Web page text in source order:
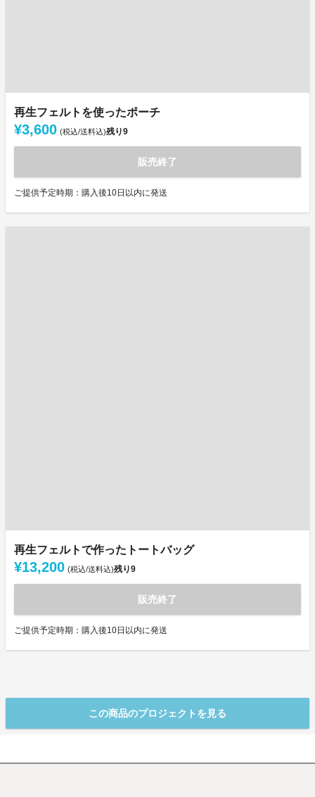
再生フェルトを使ったポーチ
¥3,600 (税込/送料込)残り9
販売終了
ご提供予定時期：購入後10日以内に発送
再生フェルトで作ったトートバッグ
¥13,200 (税込/送料込)残り9
販売終了
ご提供予定時期：購入後10日以内に発送
この商品のプロジェクトを見る